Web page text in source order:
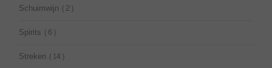
Schuimwijn (2)
Spirits (6)
Streken (14)